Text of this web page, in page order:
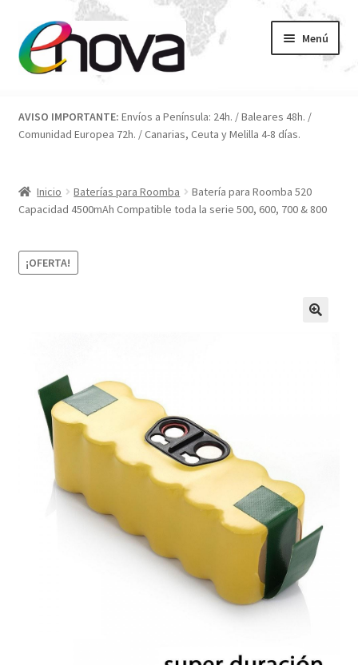
a
la
al
contenido
Menú
Blog
Contacto
Finalizar compra
AVISO IMPORTANTE: Envíos a Península: 24h. / Baleares 48h. /
Comunidad Europea 72h. / Canarias, Ceuta y Melilla 4-8 días.
Inicio Baterías para Roomba
Batería para Roomba 520
Capacidad 4500mAh Compatible toda la serie 500, 600, 700 & 800
¡OFERTA!